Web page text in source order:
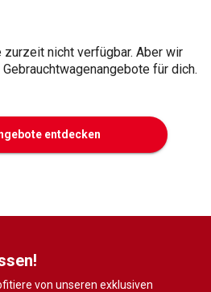
nicht verfügbar. Aber wir
für dich.
entdecken
von unseren exklusiven